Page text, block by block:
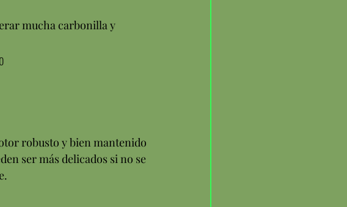
mucha carbonilla y
robusto y bien mantenido
ser más delicados si no se